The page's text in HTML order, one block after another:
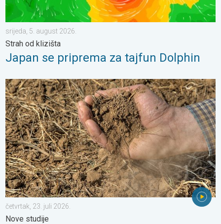
srijeda, 5. august 2026.
Strah od klizišta
Japan se priprema za tajfun Dolphin
Toplina isušuje tlo sve većom brzinom. Nove studije. . .
četvrtak, 23. juli 2026.
Nove studije